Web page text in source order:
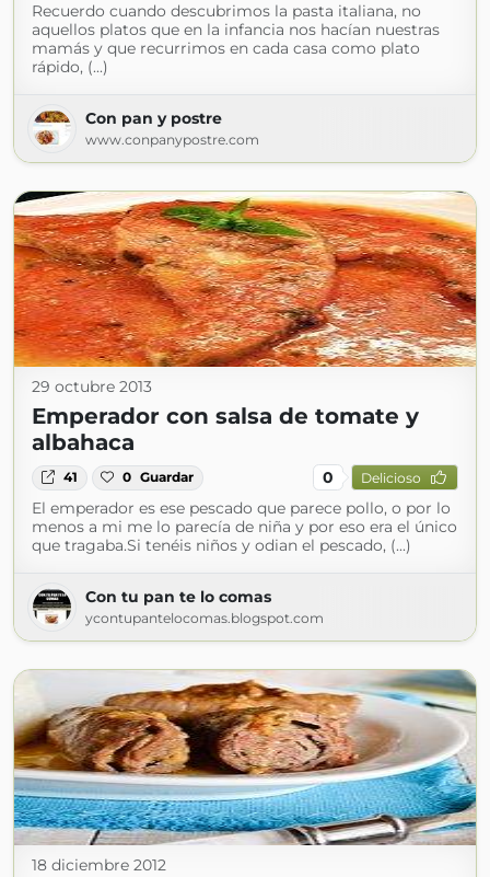
Recuerdo cuando descubrimos la pasta italiana, no
aquellos platos que en la infancia nos hacían nuestras
mamás y que recurrimos en cada casa como plato
rápido, (...)
Con pan y postre
www.conpanypostre.com
29 octubre 2013
Emperador con salsa de tomate y
albahaca
41 0 Guardar 0 Delicioso
El emperador es ese pescado que parece pollo, o por lo
menos a mi me lo parecía de niña y por eso era el único
que tragaba.Si tenéis niños y odian el pescado, (...)
Con tu pan te lo comas
ycontupantelocomas.blogspot.com
18 diciembre 2012